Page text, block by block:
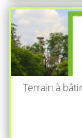
Terrain à